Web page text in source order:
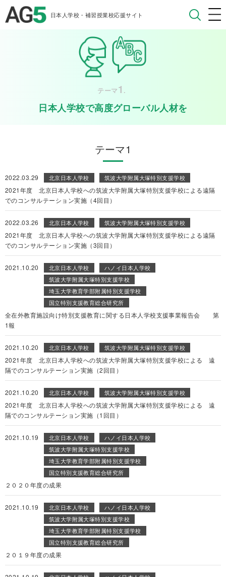
日本人学校・補習授業校応援サイト
テーマ1 .
日本人学校で高度グローバル人材を
テーマ1
2022.03.29 北京日本人学校 筑波大学附属大塚特別支援学校
2021年度 北京日本人学校への筑波大学附属大塚特別支援学校による遠隔
でのコンサルテーション実施（4回目）
2022.03.26 北京日本人学校 筑波大学附属大塚特別支援学校
2021年度 北京日本人学校への筑波大学附属大塚特別支援学校による遠隔
でのコンサルテーション実施（3回目）
2021.10.20 北京日本人学校
ハノイ日本人学校
筑波大学附属大塚特別支援学校
埼玉大学教育学部附属特別支援学校
国立特別支援教育総合研究所
全在外教育施設向け特別支援教育に関する日本人学校支援事業報告会 第
1報
2021.10.20 北京日本人学校 筑波大学附属大塚特別支援学校
2021年度 北京日本人学校への筑波大学附属大塚特別支援学校による 遠
隔でのコンサルテーション実施（2回目）
2021.10.20 北京日本人学校 筑波大学附属大塚特別支援学校
2021年度 北京日本人学校への筑波大学附属大塚特別支援学校による 遠
隔でのコンサルテーション実施（1回目）
2021.10.19 北京日本人学校
ハノイ日本人学校
筑波大学附属大塚特別支援学校
埼玉大学教育学部附属特別支援学校
国立特別支援教育総合研究所
２０２０年度の成果
2021.10.19 北京日本人学校
ハノイ日本人学校
筑波大学附属大塚特別支援学校
埼玉大学教育学部附属特別支援学校
国立特別支援教育総合研究所
２０１９年度の成果